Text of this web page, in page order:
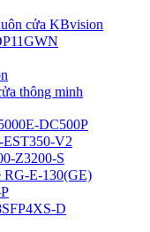
cửa KBvision
thông minh
DC500P
V2
Z3200-S
RG-E-130(GE)
D